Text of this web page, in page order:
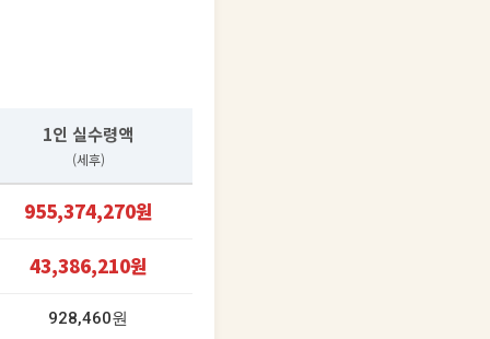
1인 실수령액
(세후)
955,374,270원
43,386,210원
928,460원